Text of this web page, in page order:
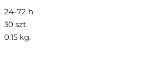
24-72 h
30 szt.
0.15 kg.